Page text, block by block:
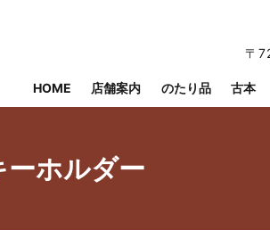
HOME 店舗案内 のたり品 古本
〒
ーホルダー